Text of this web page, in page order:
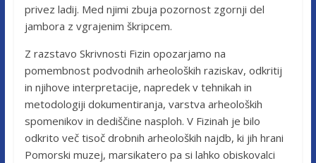
privez ladij. Med njimi zbuja pozornost zgornji del
jambora z vgrajenim škripcem.
Z razstavo Skrivnosti Fizin opozarjamo na
pomembnost podvodnih arheoloških raziskav, odkritij
in njihove interpretacije, napredek v tehnikah in
metodologiji dokumentiranja, varstva arheoloških
spomenikov in dediščine nasploh. V Fizinah je bilo
odkrito več tisoč drobnih arheoloških najdb, ki jih hrani
Pomorski muzej, marsikatero pa si lahko obiskovalci